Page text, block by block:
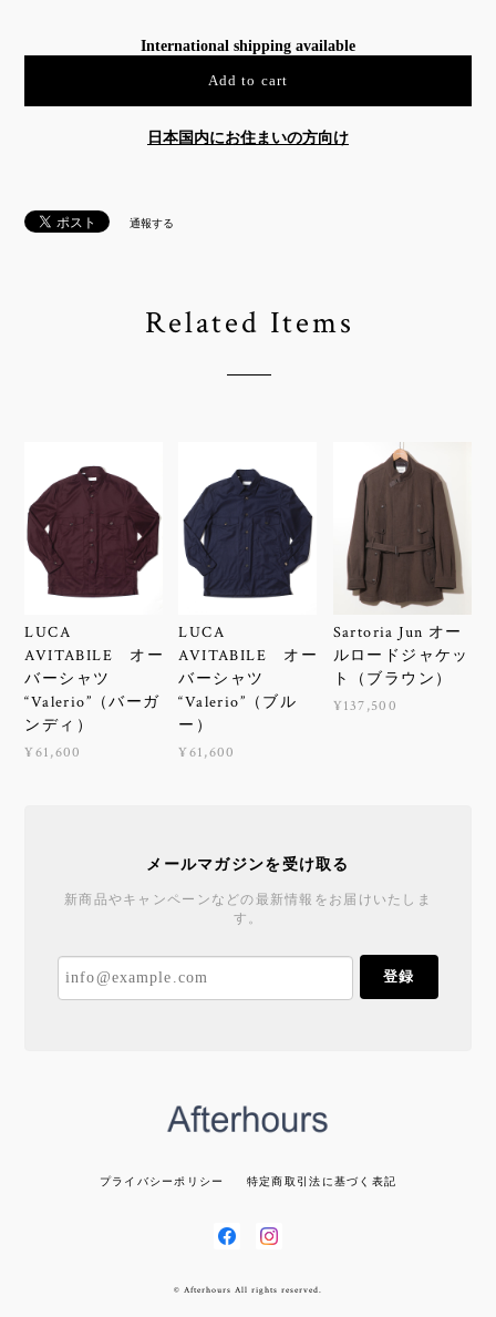
International shipping available
Add to cart
日本国内にお住まいの方向け
通報する
Related Items
LUCA
AVITABILE オー
バーシャツ
“Valerio”（バーガ
ンディ）
¥61,600
LUCA
AVITABILE オー
バーシャツ
“Valerio”（ブル
ー）
¥61,600
Sartoria Jun オー
ルロードジャケッ
ト（ブラウン）
¥137,500
メールマガジンを受け取る
新商品やキャンペーンなどの最新情報をお届けいたしま
す。
登録
プライバシーポリシー 特定商取引法に基づく表記
© Afterhours All rights reserved.